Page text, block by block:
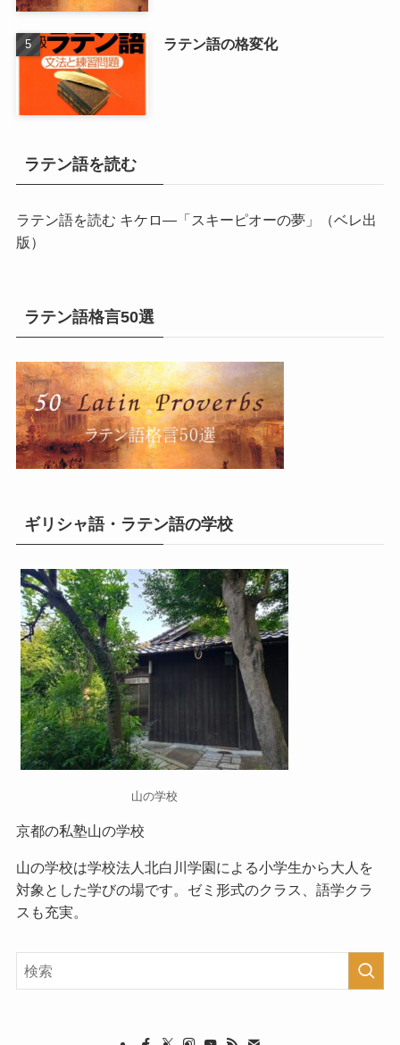
ラテン語の格変化
ラテン語を読む
ラテン語を読む キケロ―「スキーピオーの夢」
（ベレ出
版）
ラテン語格言50選
ギリシャ語・ラテン語の学校
山の学校
京都の私塾山の学校
山の学校は学校法人北白川学園による小学生から大人を
対象とした学びの場です。ゼミ形式のクラス、語学クラ
スも充実。